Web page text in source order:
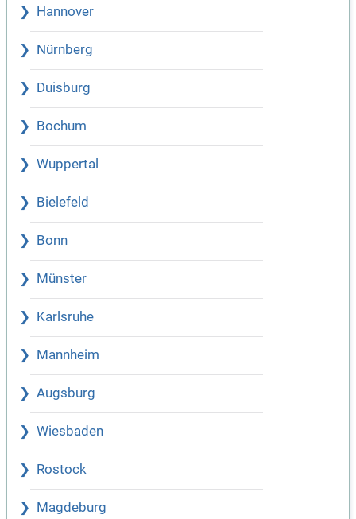
Hannover
Nürnberg
Duisburg
Bochum
Wuppertal
Bielefeld
Bonn
Münster
Karlsruhe
Mannheim
Augsburg
Wiesbaden
Rostock
Magdeburg